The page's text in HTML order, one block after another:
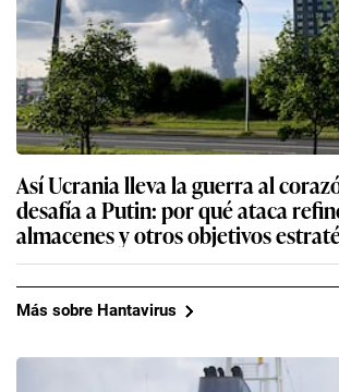
Así Ucrania lleva la guerra al
desafía a Putin: por qué ataca
almacenes y otros objetivos
Más sobre Hantavirus